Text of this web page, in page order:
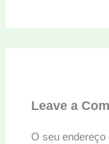
Leave a
O seu endereço